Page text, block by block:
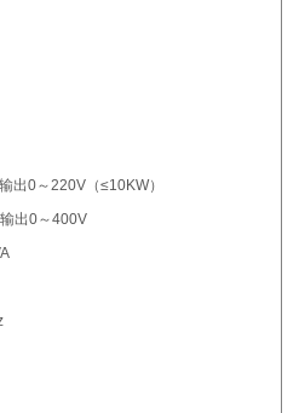
出0～220V（≤10KW）
0～400V